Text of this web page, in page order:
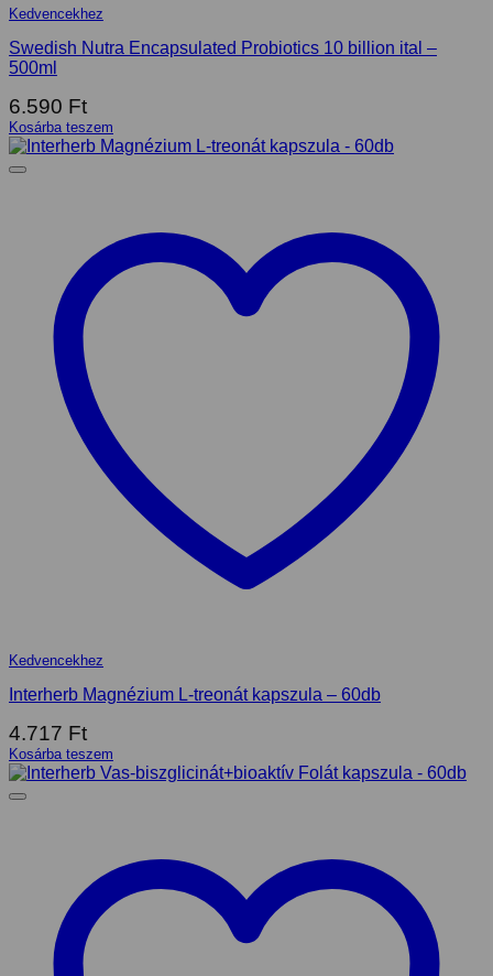
Kedvencekhez
Swedish Nutra Encapsulated Probiotics 10 billion ital –
500ml
6.590 Ft
Kosárba teszem
Kedvencekhez
Interherb Magnézium L-treonát kapszula – 60db
4.717 Ft
Kosárba teszem